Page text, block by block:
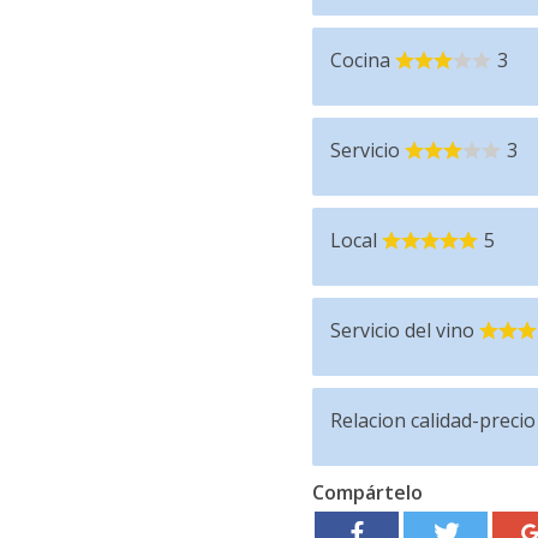
Cocina 3
Servicio 3
Local 5
Servicio del vino
Relacion calidad-precio
Compártelo